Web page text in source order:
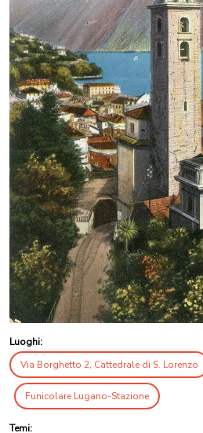
Luoghi:
Via Borghetto 2, Cattedrale di S. Lorenzo
Funicolare Lugano-Stazione
Temi: